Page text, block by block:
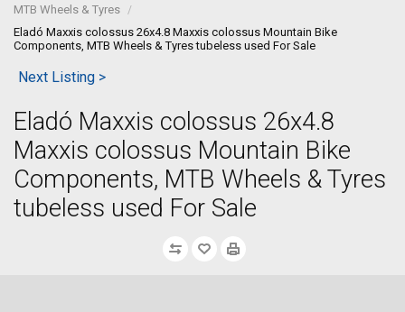
MTB Wheels & Tyres
Eladó Maxxis colossus 26x4.8 Maxxis colossus Mountain Bike
Components, MTB Wheels & Tyres tubeless used For Sale
Next Listing >
Eladó Maxxis colossus 26x4.8
Maxxis colossus Mountain Bike
Components, MTB Wheels & Tyres
tubeless used For Sale